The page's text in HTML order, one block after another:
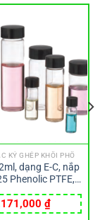
KÝ GHÉP KHỐI PHỔ
dạng E-C, nắp
Phenolic PTFE,
₫